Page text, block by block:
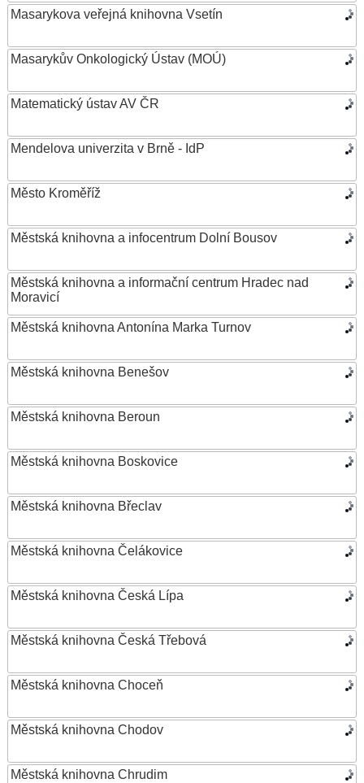
Masarykova veřejná knihovna Vsetín
Masarykův Onkologický Ústav (MOÚ)
Matematický ústav AV ČR
Mendelova univerzita v Brně - IdP
Město Kroměříž
Městská knihovna a infocentrum Dolní Bousov
Městská knihovna a informační centrum Hradec nad
Moravicí
Městská knihovna Antonína Marka Turnov
Městská knihovna Benešov
Městská knihovna Beroun
Městská knihovna Boskovice
Městská knihovna Břeclav
Městská knihovna Čelákovice
Městská knihovna Česká Lípa
Městská knihovna Česká Třebová
Městská knihovna Choceň
Městská knihovna Chodov
Městská knihovna Chrudim